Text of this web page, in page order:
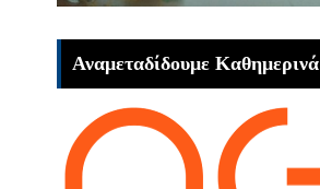
Αναμεταδίδουμε Καθημερινά